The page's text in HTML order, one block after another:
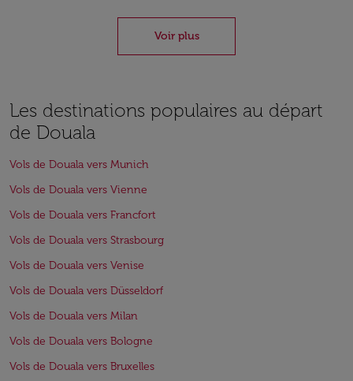
Voir plus
Les destinations populaires au départ
de Douala
Vols de Douala vers Munich
Vols de Douala vers Vienne
Vols de Douala vers Francfort
Vols de Douala vers Strasbourg
Vols de Douala vers Venise
Vols de Douala vers Düsseldorf
Vols de Douala vers Milan
Vols de Douala vers Bologne
Vols de Douala vers Bruxelles